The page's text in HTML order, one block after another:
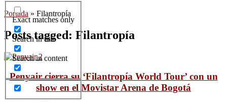
Exact matches only
Search in title
Search in content
Portada » Filantropía
Posts tagged: Filantropía
Penyair cierra su ‘Filantropía World Tour’ con un
show en el Movistar Arena de Bogotá